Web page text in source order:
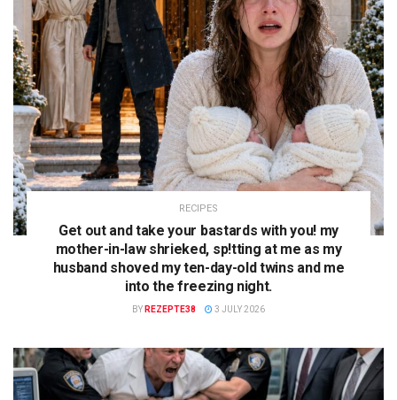
RECIPES
Get out and take your bastards with you! my
mother-in-law shrieked, sp!tting at me as my
husband shoved my ten-day-old twins and me
into the freezing night.
BY REZEPTE38 3 JULY 2026